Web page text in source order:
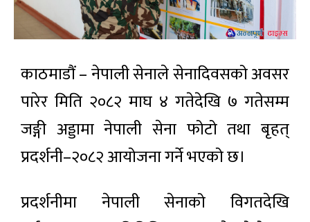
काठमाडौं – नेपाली सेनाले सेनादिवसको अवसर
पारेर मिति २०८२ माघ ४ गतेदेखि ७ गतेसम्म
जङ्गी अड्डामा नेपाली सेना फोटो तथा बृहत्
प्रदर्शनी–२०८२ आयोजना गर्ने भएको छ।
प्रदर्शनीमा नेपाली सेनाको विगतदेखि